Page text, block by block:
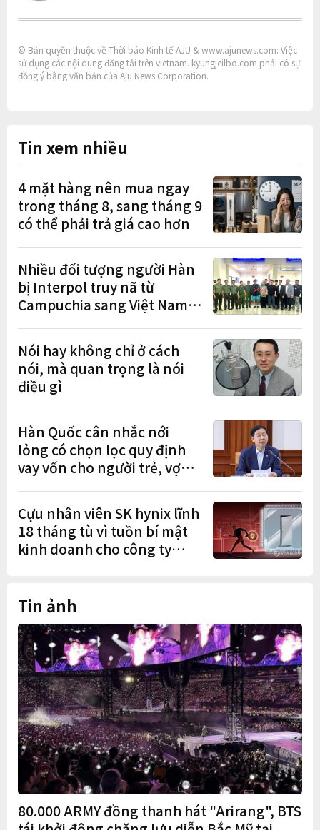
© Bản quyền thuộc về Thời báo Kinh tế AJU & www.ajunews.com: Việc
sử dụng các nội dung đăng tải trên vietnam. kyungjeilbo.com phải có sự
đồng ý bằng văn bản của Aju News Corporation.
Tin xem nhiều
4 mặt hàng nên mua ngay
trong tháng 8, sang tháng 9
có thể phải trả giá cao hơn
Nhiều đối tượng người Hàn
bị Interpol truy nã từ
Campuchia sang Việt Nam
Nói hay không chỉ ở cách
nói, mà quan trọng là nói
điều gì
Hàn Quốc cân nhắc nới
lỏng có chọn lọc quy định
vay vốn cho người trẻ, vợ
Cựu nhân viên SK hynix lĩnh
18 tháng tù vì tuồn bí mật
kinh doanh cho công ty
Tin ảnh
80.000 ARMY đồng thanh hát "Arirang", BTS